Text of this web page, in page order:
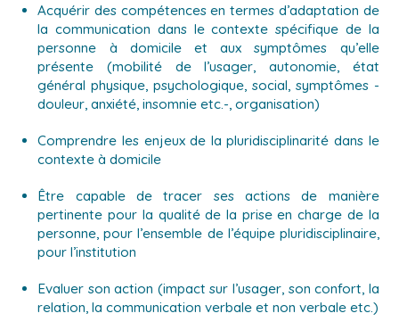
Acquérir des compétences en termes d’adaptation de
la communication dans le contexte spécifique de la
personne à domicile et aux symptômes qu’elle
présente (mobilité de l’usager, autonomie, état
général physique, psychologique, social, symptômes -
douleur, anxiété, insomnie etc.-, organisation)
Comprendre les enjeux de la pluridisciplinarité dans le
contexte à domicile
Être capable de tracer ses actions de manière
pertinente pour la qualité de la prise en charge de la
personne, pour l’ensemble de l’équipe pluridisciplinaire,
pour l’institution
Evaluer son action (impact sur l’usager, son confort, la
relation, la communication verbale et non verbale etc.)